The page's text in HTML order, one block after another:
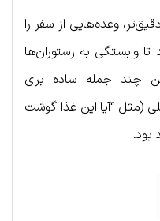
وعده‌هایی از سفر را
وابستگی به رستوران‌ها
چند جمله ساده برای
(مثل “آیا این غذا گوشت
بود.